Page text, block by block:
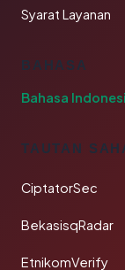
Syarat Layanan
BAHASA
Bahasa
TAUTAN
CiptatorSec
BekasisqRadar
EtnikomVerify